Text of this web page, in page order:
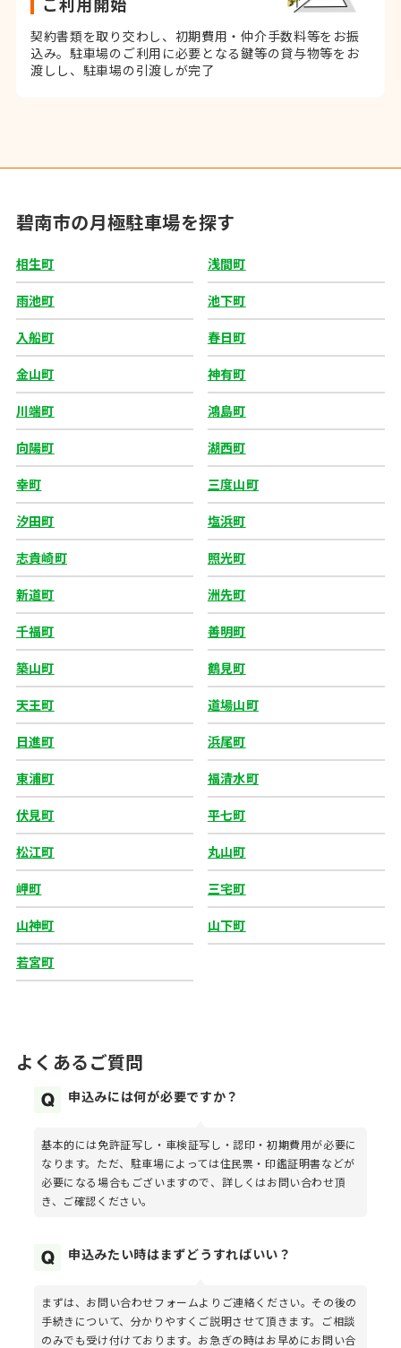
契約書類を取り交わし、初期費用・仲介手数料等をお振
込み。駐車場のご利用に必要となる鍵等の貸与物等をお
渡しし、駐車場の引渡しが完了
碧南市の月極駐車場を探す
相生町 浅間町
雨池町 池下町
入船町 春日町
金山町 神有町
川端町 鴻島町
向陽町 湖西町
幸町 三度山町
汐田町 塩浜町
志貴崎町 照光町
新道町 洲先町
千福町 善明町
築山町 鶴見町
天王町 道場山町
日進町 浜尾町
東浦町 福清水町
伏見町 平七町
松江町 丸山町
岬町 三宅町
山神町 山下町
若宮町
よくあるご質問
申込みには何が必要ですか？
基本的には免許証写し・車検証写し・認印・初期費用が必要に
なります。ただ、駐車場によっては住民票・印鑑証明書などが
必要になる場合もございますので、詳しくはお問い合わせ頂
き、ご確認ください。
申込みたい時はまずどうすればいい？
まずは、お問い合わせフォームよりご連絡ください。その後の
手続きについて、分かりやすくご説明させて頂きます。ご相談
のみでも受け付けております。お急ぎの時はお早めにお問い合